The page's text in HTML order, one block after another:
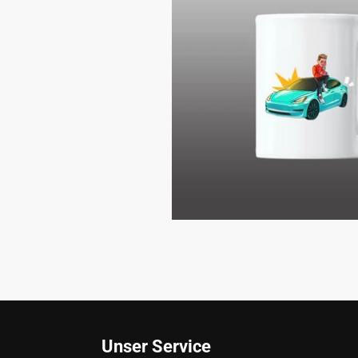
Unser Service